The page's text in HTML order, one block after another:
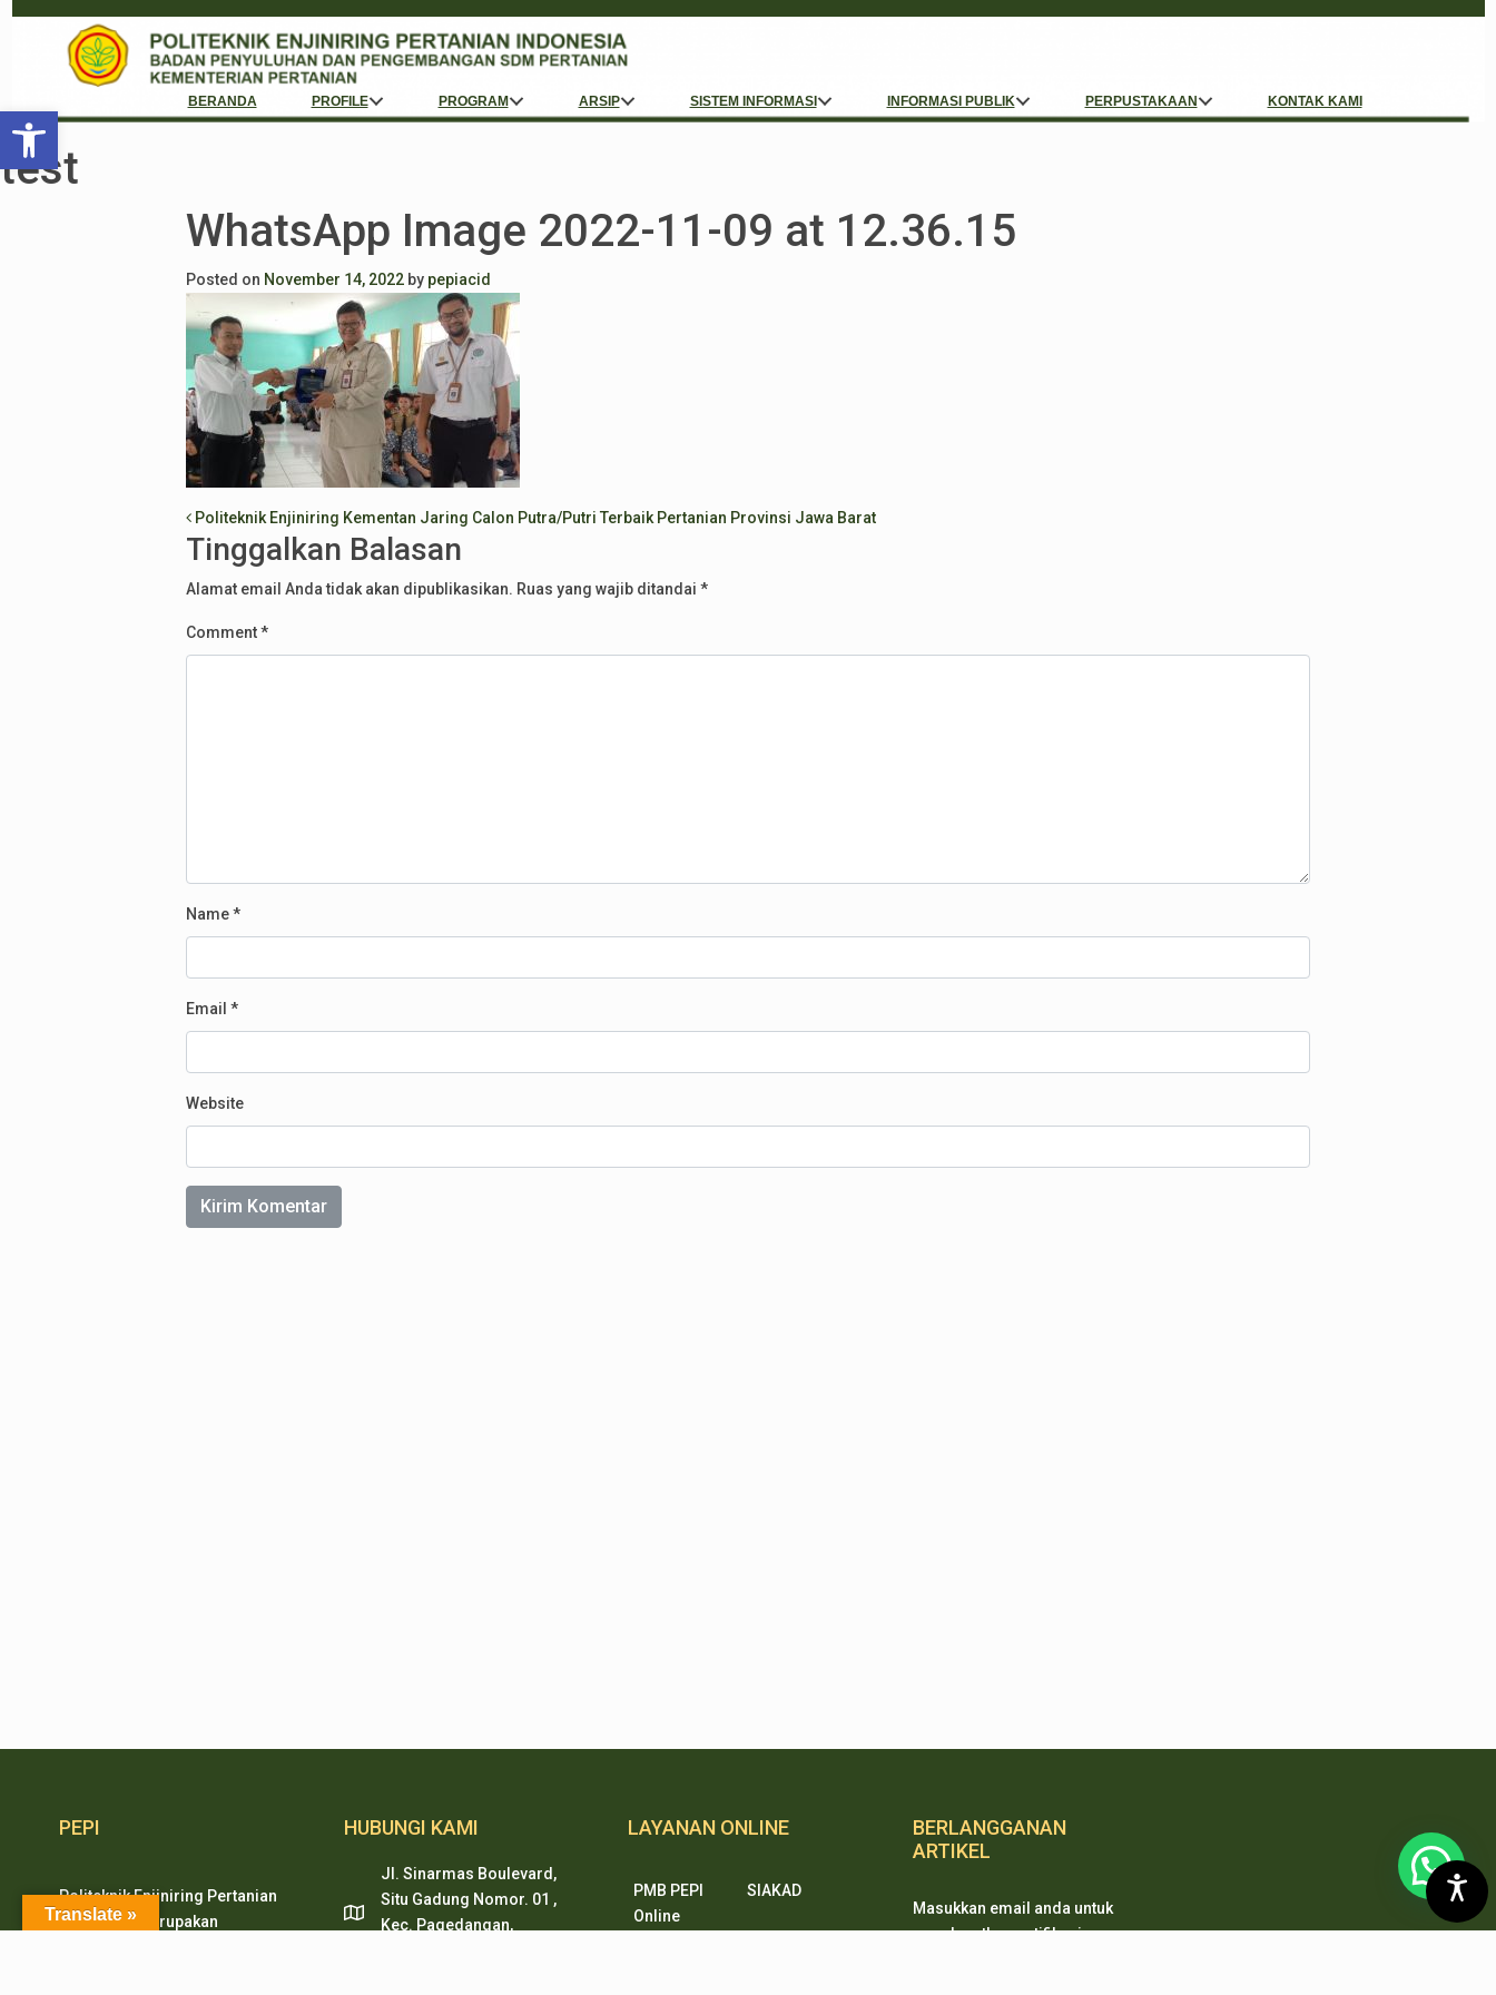
Open toolbarBERANDA PROFILE PROGRAM ARSIP SISTEM INFORMASI INFORMASI PUBLIK PERPUSTAKAAN KONTAK KAMI
test
WhatsApp Image 2022-11-09 at 12.36.15
Posted on November 14, 2022 by pepiacid
Post navigation
Politeknik Enjiniring Kementan Jaring Calon Putra/Putri Terbaik Pertanian Provinsi Jawa Barat
Tinggalkan Balasan
Alamat email Anda tidak akan dipublikasikan. Ruas yang wajib ditandai *
Comment*
Name*
Email *
Website
PEPI
Politeknik Enjiniring Pertanian
Indonesia merupakan
HUBUNGI KAMI
Jl. Sinarmas Boulevard,
Situ Gadung Nomor. 01 ,
Kec. Pagedangan,
LAYANAN ONLINE
PMB PEPI
Online
SIAKAD
BERLANGGANAN
ARTIKEL
Masukkan email anda untuk
mendapatkan notifikasi
Translate »